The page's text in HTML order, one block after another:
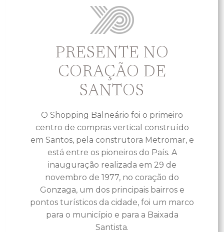
PRESENTE NO
CORAÇÃO DE
SANTOS
O Shopping Balneário foi o primeiro
centro de compras vertical construído
em Santos, pela construtora Metromar, e
está entre os pioneiros do País. A
inauguração realizada em 29 de
novembro de 1977, no coração do
Gonzaga, um dos principais bairros e
pontos turísticos da cidade, foi um marco
para o município e para a Baixada
Santista.